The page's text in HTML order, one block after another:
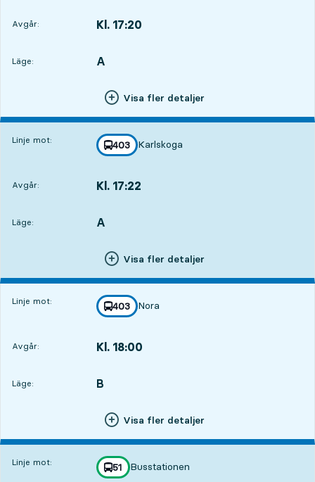
Avgår: Kl. 17:20
Läge:
LÄGE, A
,
Visa fler detaljer
Linje mot: linje
403
mot
Karlskoga
,
Avgår: Kl. 17:22
Läge:
LÄGE, A
,
Visa fler detaljer
Linje mot: linje
403
mot
Nora
,
Avgår: Kl. 18:00
Läge:
LÄGE, B
,
Visa fler detaljer
Linje mot: linje
51
mot
Busstationen
,